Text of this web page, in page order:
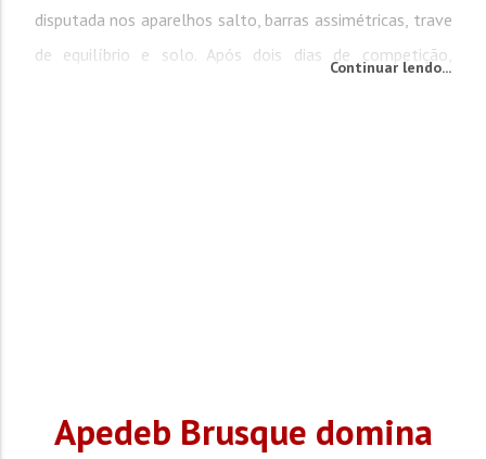
disputada nos aparelhos salto, barras assimétricas, trave
de equilíbrio e solo. Após dois dias de competição,
Continuar lendo...
Apedeb Brusque domina